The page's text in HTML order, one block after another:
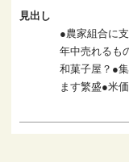
見出し
●農家組合に
年中売れるも
和菓子屋？●
ます繁盛●米